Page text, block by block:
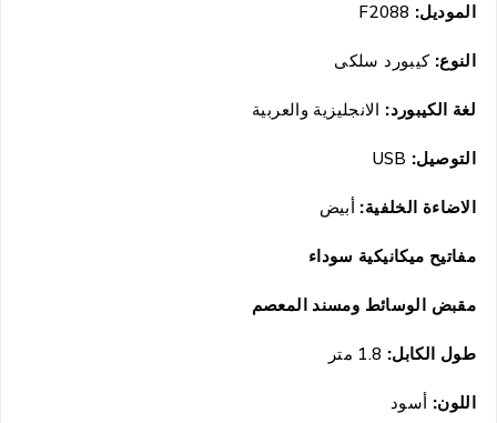
الموديل:F2088
النوع: كيبورد سلكى
لغة الكيبورد: الانجليزية والعربية
التوصيل: USB
الاضاءة الخلفية:أبيض
مفاتيح ميكانيكية سوداء
مقبض الوسائط ومسند المعصم
طول الكابل: 1.8 متر
اللون:أسود